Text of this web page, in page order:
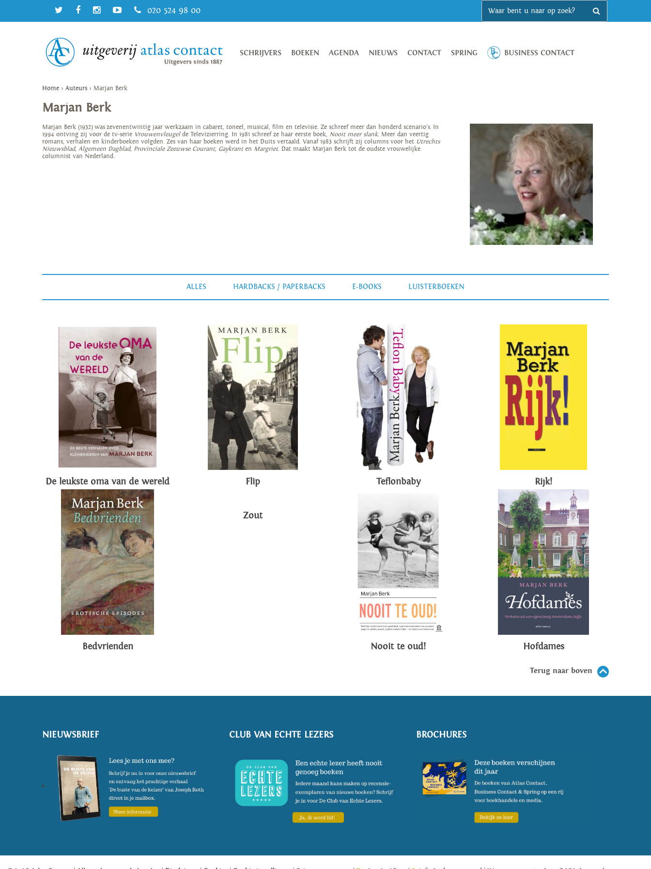
020 524 98 00
SCHRIJVERS BOEKEN AGENDA NIEUWS CONTACT SPRING BUSINESS CONTACT
Home > Auteurs > Marjan Berk
Marjan Berk
Marjan Berk (1932) was zevenentwintig jaar werkzaam in cabaret, toneel, musical, film en televisie. Ze schreef meer dan honderd scenario's. In
1994 ontving zij voor de tv-serie Vrouwenvleugelde Televizierring. In 1981 schreef ze haar eerste boek, Nooit meer slank. Meer dan veertig
romans, verhalen en kinderboeken volgden. Zes van haar boeken werd in het Duits vertaald. Vanaf 1983 schrijft zij columns voor het Utrechts
Nieuwsblad, Algemeen Dagblad, Provinciale Zeeuwse Courant, Gaykrant en Margriet. Dat maakt Marjan Berk tot de oudste vrouwelijke
columnist van Nederland.
ALLES HARDBACKS / PAPERBACKS E-BOOKS LUISTERBOEKEN
De leukste oma van de wereld Flip Teflonbaby Rijk!
Bedvrienden
Zout
Nooit te oud! Hofdames
Terug naar boven
NIEUWSBRIEF CLUB VAN ECHTE LEZERS BROCHURES